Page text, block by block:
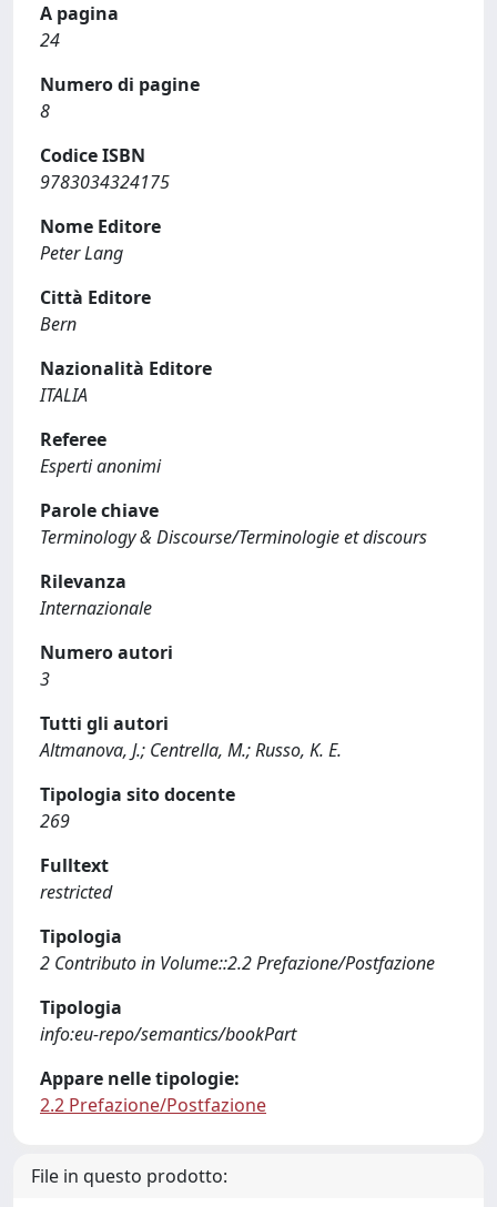
A pagina
24
Numero di pagine
8
Codice ISBN
9783034324175
Nome Editore
Peter Lang
Città Editore
Bern
Nazionalità Editore
ITALIA
Referee
Esperti anonimi
Parole chiave
Terminology & Discourse/Terminologie et discours
Rilevanza
Internazionale
Numero autori
3
Tutti gli autori
Altmanova, J.; Centrella, M.; Russo, K. E.
Tipologia sito docente
269
Fulltext
restricted
Tipologia
2 Contributo in Volume::2.2 Prefazione/Postfazione
Tipologia
info:eu-repo/semantics/bookPart
Appare nelle tipologie:
2.2 Prefazione/Postfazione
File in questo prodotto: